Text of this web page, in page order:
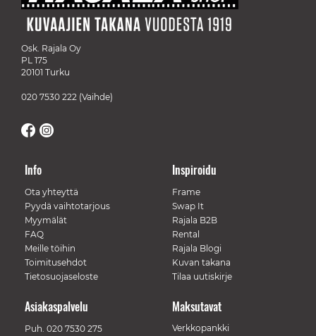
Osk. Rajala Oy
PL 175
20101 Turku
020 7530 222 (Vaihde)
Info
Ota yhteyttä
Pyydä vaihtotarjous
Myymälät
FAQ
Meille töihin
Toimitusehdot
Tietosuojaseloste
Inspiroidu
Frame
Swap It
Rajala B2B
Rental
Rajala Blogi
Kuvan takana
Tilaa uutiskirje
Maksutavat
Verkkopankki
Asiakaspalvelu
Puh. 020 7530 275